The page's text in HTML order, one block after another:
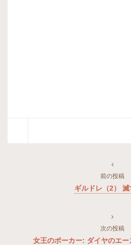
前の投稿
ギルドレ（2）
次の投稿
女王のポーカー: ダイヤのエ